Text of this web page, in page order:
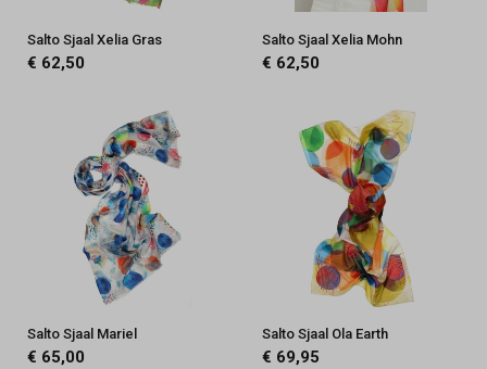
Salto Sjaal Xelia Gras
€ 62,50
Salto Sjaal Xelia Mohn
€ 62,50
Salto Sjaal Mariel
€ 65,00
Salto Sjaal Ola Earth
€ 69,95